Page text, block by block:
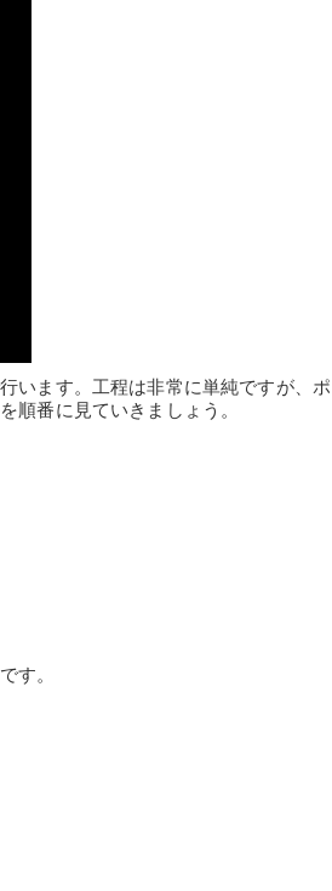
います。工程は非常に単純ですが、ポ
順番に見ていきましょう。
す。